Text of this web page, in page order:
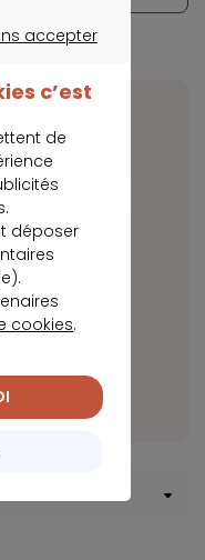
Juillet Août
accepter
c’est
de
déposer
cookies.